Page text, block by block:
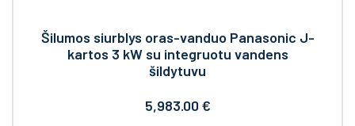
Šilumos siurblys oras-vanduo Panasonic J-
kartos 3 kW su integruotu vandens
šildytuvu
5,983.00€